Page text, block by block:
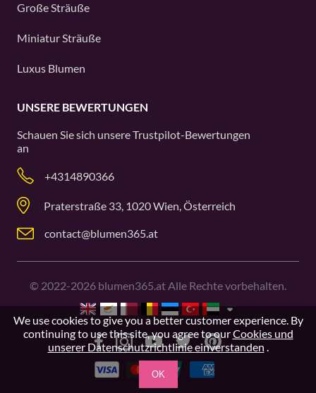
Große Sträuße
Miniatur Sträuße
Luxus Blumen
UNSERE BEWERTUNGEN
Schauen Sie sich unsereTrustpilot-Bewertungen
an
+4314890366
Praterstraße 33, 1020 Wien, Österreich
contact@blumen365.at
© 2022-2026 blumen365.at Alle Rechte vorbehalten.
We use cookies to give you a better customer experience. By
continuing to use this site, you agree to ourCookies und
unserer Datenschutzrichtlinie einverstanden .
OK